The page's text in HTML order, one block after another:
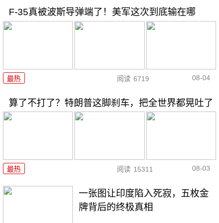
F-35真被波斯导弹端了！美军这次到底输在哪
最热 阅读 6719 08-04
算了不打了？特朗普这脚刹车，把全世界都晃吐了
最热 阅读 15311 08-03
一张图让印度陷入死寂，五枚金
牌背后的终极真相